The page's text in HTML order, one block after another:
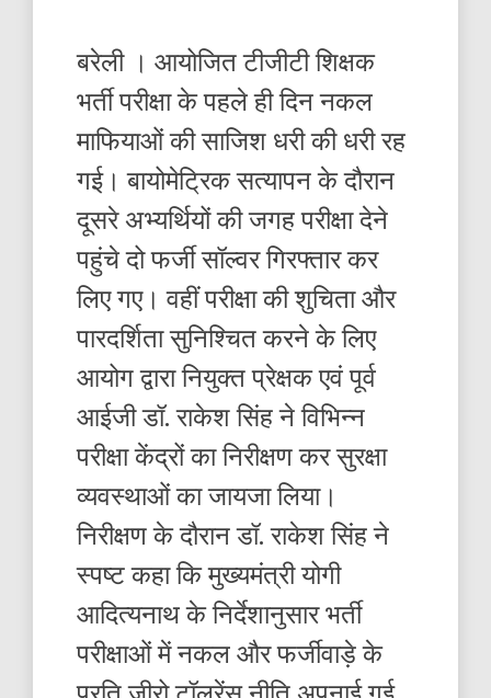
बरेली । आयोजित टीजीटी शिक्षक
भर्ती परीक्षा के पहले ही दिन नकल
माफियाओं की साजिश धरी की धरी रह
गई। बायोमेट्रिक सत्यापन के दौरान
दूसरे अभ्यर्थियों की जगह परीक्षा देने
पहुंचे दो फर्जी सॉल्वर गिरफ्तार कर
लिए गए। वहीं परीक्षा की शुचिता और
पारदर्शिता सुनिश्चित करने के लिए
आयोग द्वारा नियुक्त प्रेक्षक एवं पूर्व
आईजी डॉ. राकेश सिंह ने विभिन्न
परीक्षा केंद्रों का निरीक्षण कर सुरक्षा
व्यवस्थाओं का जायजा लिया।
निरीक्षण के दौरान डॉ. राकेश सिंह ने
स्पष्ट कहा कि मुख्यमंत्री योगी
आदित्यनाथ के निर्देशानुसार भर्ती
परीक्षाओं में नकल और फर्जीवाड़े के